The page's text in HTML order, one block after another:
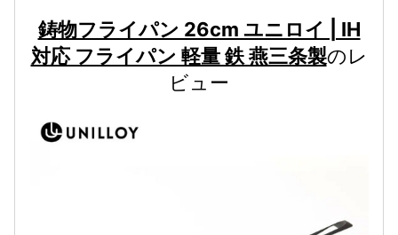
鋳物フライパン 26cm ユニロイ | IH
対応 フライパン 軽量 鉄 燕三条製のレ
ビュー